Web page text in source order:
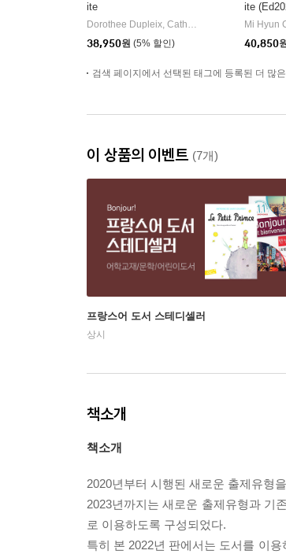
ite
Dorothee Dupleix, Catherine Houssa, Marie Rabin
38,950원 (5% 할인)
ite
Mi Hyun
40,850
검색 페이지에서 선택된 태그에 등록된 더 많
이 상품의 이벤트 (7개)
프랑스어 도서 스테디셀러
상시
책소개
책소개
2020년부터 시행된 새로운 출제유형
2023년까지는 새로운 출제유형과 기
로 이용하도록 구성되었다.
특히 본 2022년 판에서는 도서를 이